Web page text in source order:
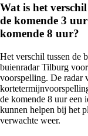
Wat is het
de komende 3
komende 8 uur?
Het verschil tussen de
buienradar Tilburg
voorspelling. De radar
de komende 8 uur een
kunnen helpen bij het
verwachte weer.